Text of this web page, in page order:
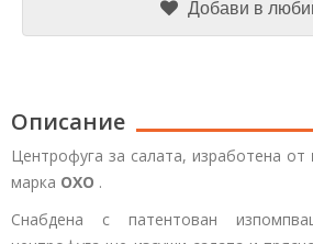
Добави в
Описание
Центрофуга за салата, изработена от
марка OXO .
Снабдена с патентован